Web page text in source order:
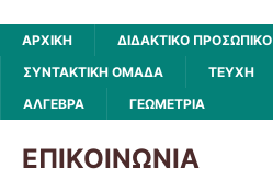
ΑΡΧΙΚΉ ΔΙΔΑΚΤΙΚΟ ΠΡΟΣΩΠΙΚΟ
ΣΥΝΤΑΚΤΙΚΗ ΟΜΑΔΑ
ΤΕΥΧΗ
ΑΛΓΕΒΡΑ
ΓΕΩΜΕΤΡΙΑ
ΕΠΙΚΟΙΝΩΝΙΑ